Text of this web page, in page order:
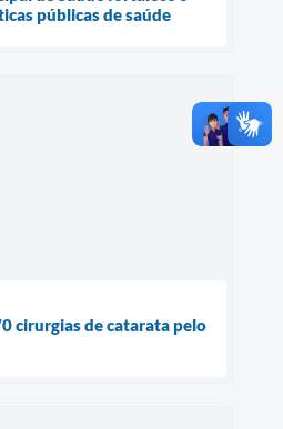
públicas de saúde
cirurgias de catarata pelo